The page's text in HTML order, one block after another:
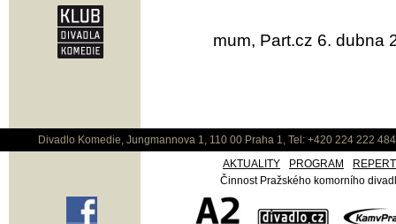
mum, Part.cz 6. dubna
Divadlo Komedie, Jungmannova 1, 110 00 Praha 1, Tel: +420 224 222
AKTUALITY
PROGRAM
Činnost Pražského komorního